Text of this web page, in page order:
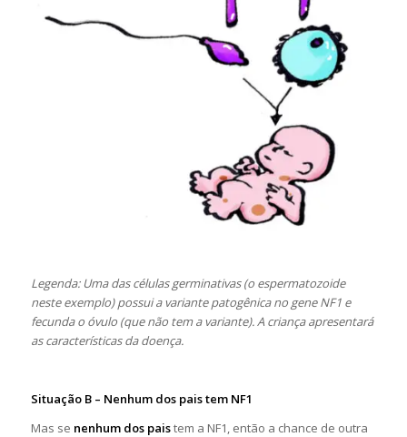
Legenda: Uma das células germinativas (o espermatozoide
neste exemplo) possui a variante patogênica no gene NF1 e
fecunda o óvulo (que não tem a variante). A criança apresentará
as características da doença.
Situação B – Nenhum dos pais tem NF1
Mas se nenhum dos paistem a NF1, então a chance de outra